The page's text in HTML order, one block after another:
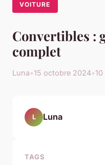
VOITURE
Convertibles :
complet
Luna•15 octobre 2024•
L Luna
TAGS